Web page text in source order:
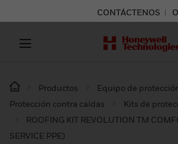
CONTÁCTENOS
Productos
Equipo de
Protección contra caídas
Kits de
ROOFING KIT REVOLUTION TM
SERVICE PPE)